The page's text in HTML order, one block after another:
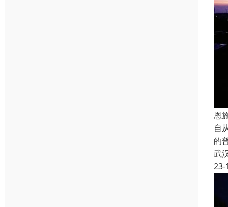
恩
自
的
武
23-